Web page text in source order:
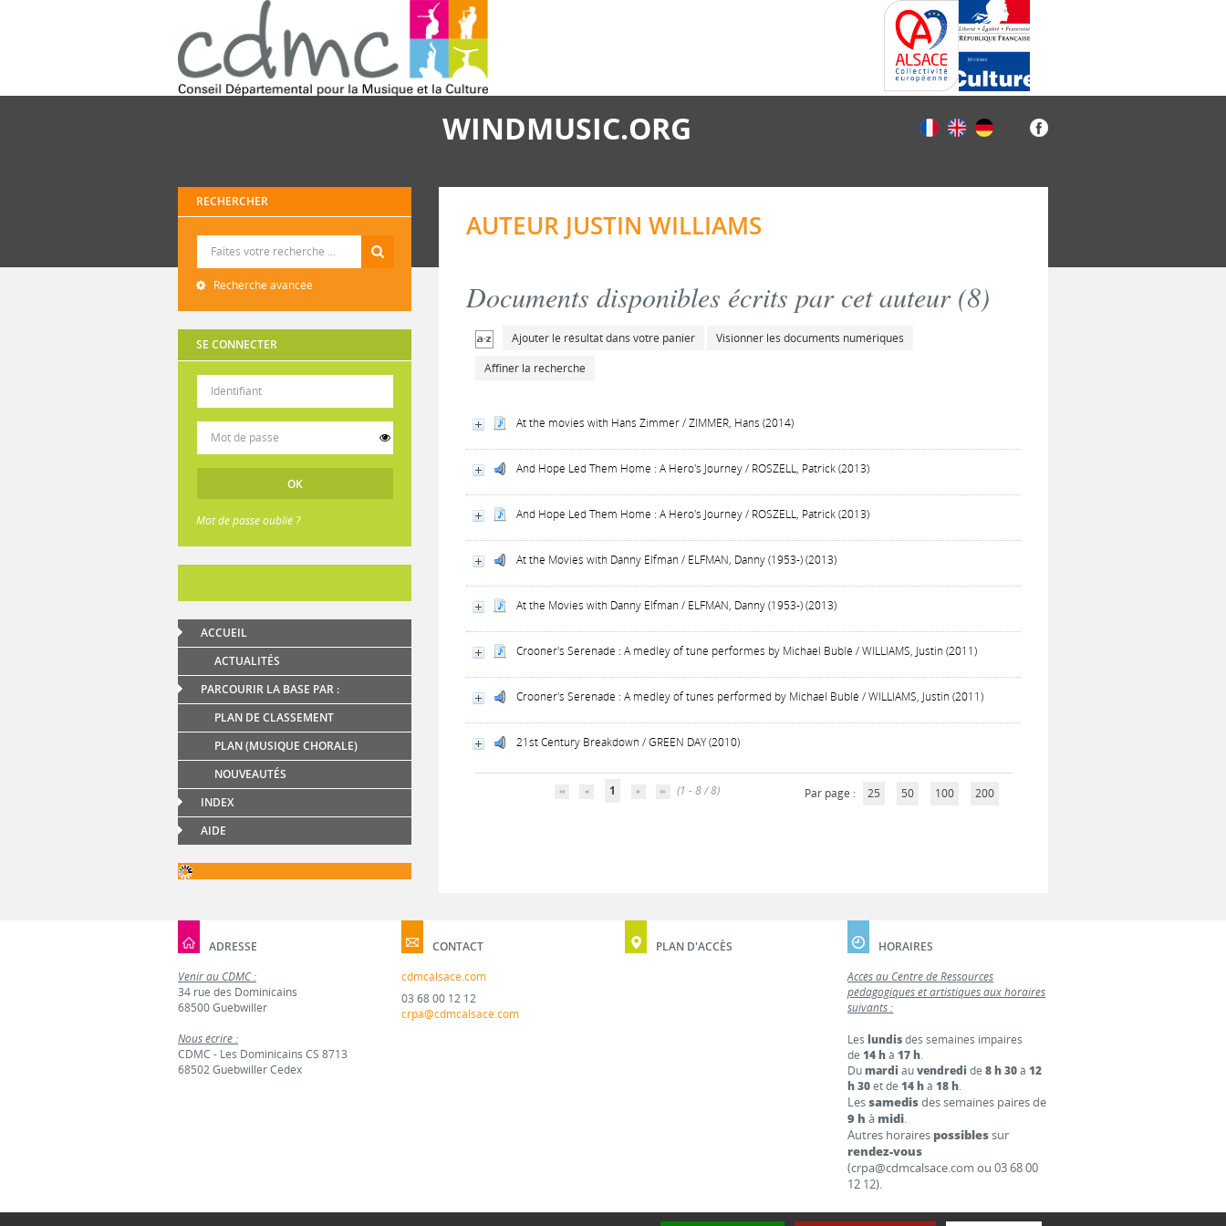
WINDMUSIC.ORG
RECHERCHER
Recherche avancée
SE CONNECTER
Mot de passe oublié ?
ACCUEIL
ACTUALITÉS
PARCOURIR LA BASE PAR :
PLAN DE CLASSEMENT
PLAN (MUSIQUE CHORALE)
NOUVEAUTÉS
INDEX
AIDE
AUTEUR JUSTIN WILLIAMS
Documents disponibles écrits par cet auteur (8)
Ajouter le résultat dans votre panier
Visionner les documents numériques
Affiner la recherche
At the movies with Hans Zimmer / ZIMMER, Hans (2014)
And Hope Led Them Home : A Hero's Journey / ROSZELL, Patrick (2013)
And Hope Led Them Home : A Hero's Journey / ROSZELL, Patrick (2013)
At the Movies with Danny Elfman / ELFMAN, Danny (1953-) (2013)
At the Movies with Danny Elfman / ELFMAN, Danny (1953-) (2013)
Crooner's Serenade : A medley of tune performes by Michael Bublé / WILLIAMS, Justin (2011)
Crooner's Serenade : A medley of tunes performed by Michael Bublé / WILLIAMS, Justin (2011)
21st Century Breakdown / GREEN DAY (2010)
1 (1 - 8 / 8) Par page : 25 50 100 200
ADRESSE
Venir au CDMC :
34 rue des Dominicains
68500 Guebwiller
Nous écrire :
CDMC - Les Dominicains CS 8713
68502 Guebwiller Cedex
CONTACT
cdmcalsace.com
03 68 00 12 12
crpa@cdmcalsace.com
PLAN D'ACCÈS
HORAIRES
Accès au Centre de Ressources
pédagogiques et artistiques aux horaires
suivants :
Leslundisdes semaines impaires
de14 hà17 h.
Dumardi auvendredi de8 h 30à12
h 30et de14 hà18 h.
Lessamedisdes semaines paires de
9 h à midi.
Autres horaires possiblessur
rendez-vous
(crpa@cdmcalsace.com ou 03 68 00
12 12).